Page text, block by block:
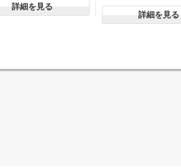
詳細を見る
詳細を見る